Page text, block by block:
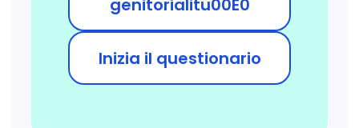
genitorialitu00E0
Inizia il questionario